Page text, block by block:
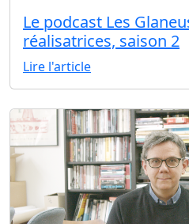
Le podcast Les
réalisatrices, saison 2
Lire l'article